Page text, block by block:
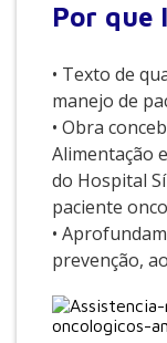
Por que
• Texto de
manejo de
• Obra
Alimentação
do Hospital
paciente
•
prevenção,